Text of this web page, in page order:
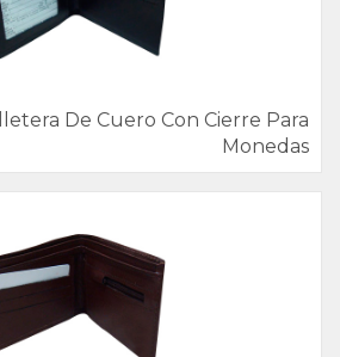
De Cuero Con Cierre Para
Monedas